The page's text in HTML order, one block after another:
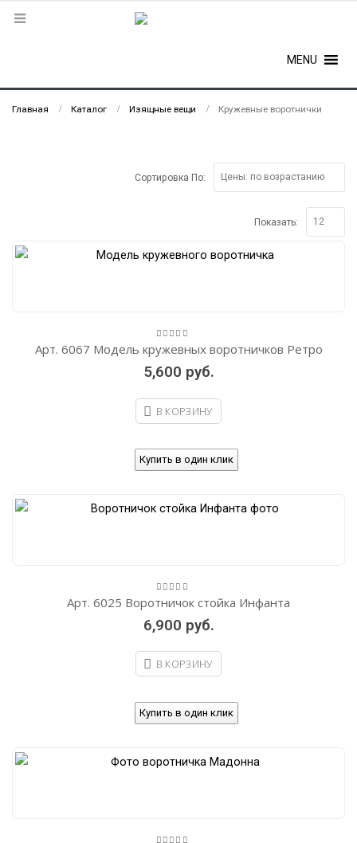
MENU
Главная Каталог Изящные вещи Кружевные воротнички
Сортировка По:
Показать:
0
out
of
5
Арт. 6067 Модель кружевных воротничков Ретро
5,600 руб.
В КОРЗИНУ
Купить в один клик
0
of
5
Арт. 6025 Воротничок стойка Инфанта
6,900 руб.
В КОРЗИНУ
Купить в один клик